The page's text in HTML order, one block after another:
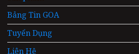
Bảng Tin GOA
Tuyển Dụng
Liên Hệ